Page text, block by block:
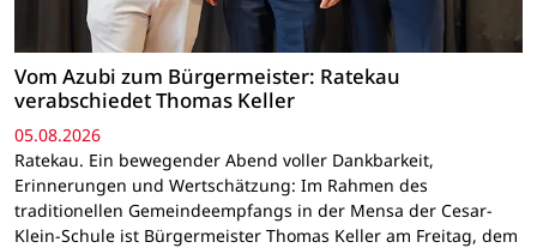
Vom Azubi zum Bürgermeister: Ratekau
verabschiedet Thomas Keller
05.08.2026
Ratekau. Ein bewegender Abend voller Dankbarkeit,
Erinnerungen und Wertschätzung: Im Rahmen des
traditionellen Gemeindeempfangs in der Mensa der Cesar-
Klein-Schule ist Bürgermeister Thomas Keller am Freitag, dem